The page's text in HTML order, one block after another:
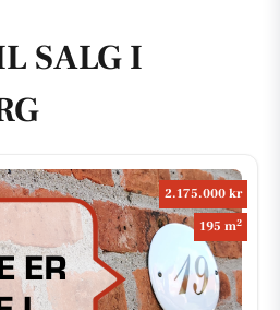
SALG I
2.175.000 kr
195 m2